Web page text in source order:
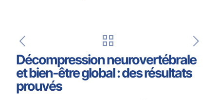
Décompression neurovertébrale
et bien-être global : des résultats
prouvés